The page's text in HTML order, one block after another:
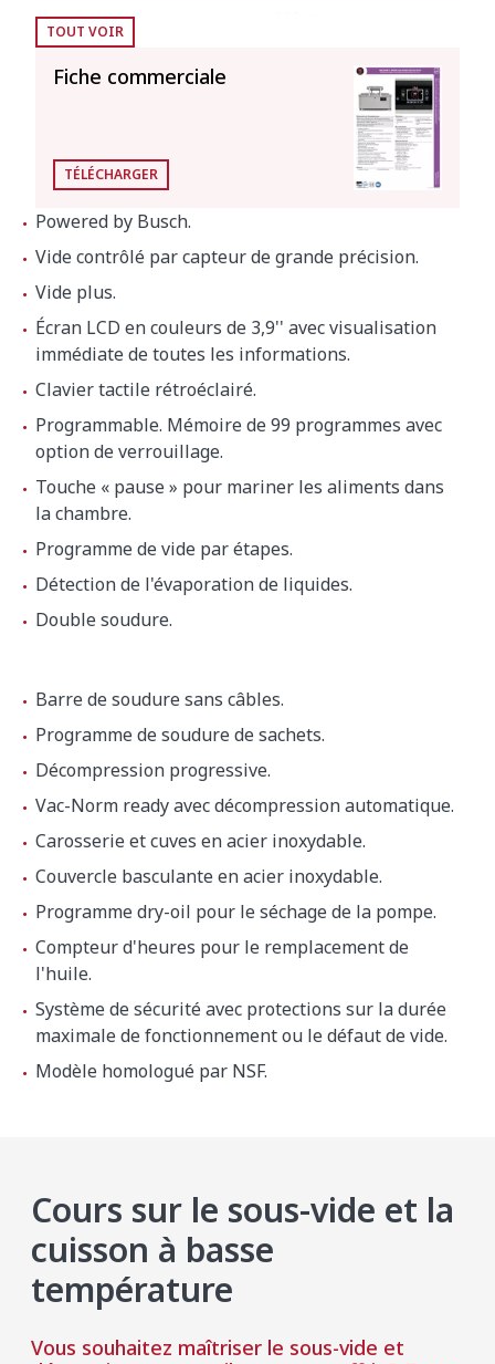
Largeur
Dimensions extérieures
Hauteur
Poids net 400 kg
Niveau de bruit à 1 m
75 dB(A)
Bruit de fond
32 dB(A)
Dimensions extérieures de la machine
emballée
1720 x 980 x 1280 mm
TOUT VOIR
Fiche commerciale
TÉLÉCHARGER
Powered by Busch.
Vide contrôlé par capteur de grande précision.
Vide plus.
Écran LCD en couleurs de 3,9'' avec visualisation
immédiate de toutes les informations.
Clavier tactile rétroéclairé.
Programmable. Mémoire de 99 programmes avec
option de verrouillage.
Touche « pause » pour mariner les aliments dans
la chambre.
Programme de vide par étapes.
Détection de l'évaporation de liquides.
Double soudure.
Barre de soudure sans câbles.
Programme de soudure de sachets.
Décompression progressive.
Vac-Norm ready avec décompression automatique.
Carosserie et cuves en acier inoxydable.
Couvercle basculante en acier inoxydable.
Programme dry-oil pour le séchage de la pompe.
Compteur d'heures pour le remplacement de
l'huile.
Système de sécurité avec protections sur la durée
maximale de fonctionnement ou le défaut de vide.
Modèle homologué par NSF.
Cours sur le sous-vide et la
cuisson à basse
température
Vous souhaitez maîtriser le sous-vide et